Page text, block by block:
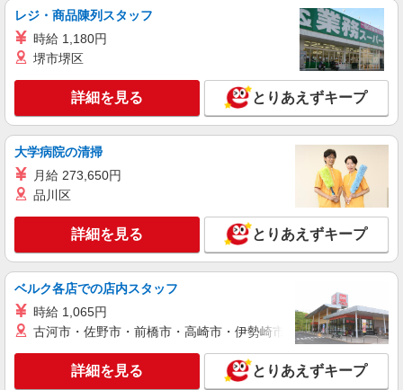
ス
未経験・無資格OKの介護スタッフ
時給1,400円〜1,600円 ★週払いOK（規定あ
静岡県沼津市 【最寄駅】JR御殿場線「大岡」
駅 ★勤務地は3000ヶ所以上★ 自宅から通いやす
いエリアなど、お好きな勤務地をお選び下さ
い！！
キープ 詳細を見る
アルバイト
日研トータルソーシング株式会社 メディカルケア事業部/三島オフィ
介護スタッフ／資格あり or 経験者
時給1,450円〜1,600円 ◆初任者研修：時給
1,450円〜 ◆介護福祉士：時給1,600円〜 ※経験者
は3ヶ月以上 ※給与幅は経験・能力による ★週払
ヶ所以上★ 自宅から通いやすいエリアなど、お好
きな勤務地をお選び下さい！！
キープ 詳細を見る
レジ・商品陳列スタッフ
時給 1,180円
堺市堺区
詳細を見る とりあえずキープ
大学病院の清掃
月給 273,650円
品川区
詳細を見る とりあえずキープ
ベルク各店での店内スタッフ
時給 1,065円
古河市・佐野市・前橋市・高崎市・伊勢崎市・太田市・館林市
詳細を見る とりあえずキープ